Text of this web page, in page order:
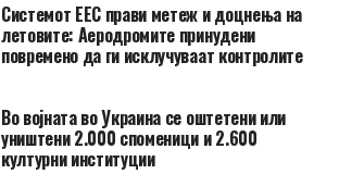
Системот ЕЕС прави метеж и доцнења на
летовите: Аеродромите принудени
повремено да ги исклучуваат контролите
Во војната во Украина се оштетени или
уништени 2.000 споменици и 2.600
културни институции